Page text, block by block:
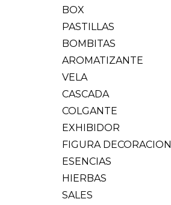
BOX
PASTILLAS
BOMBITAS
AROMATIZANTE
VELA
CASCADA
COLGANTE
EXHIBIDOR
FIGURA DECORACION
ESENCIAS
HIERBAS
SALES